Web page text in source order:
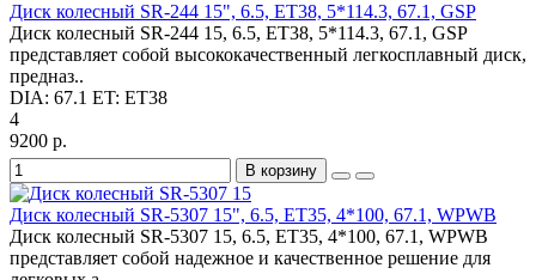
Диск колесный SR-244 15", 6.5, ET38, 5*114.3, 67.1, GSP
Диск колесный SR-244 15, 6.5, ET38, 5*114.3, 67.1, GSP
представляет собой высококачественный легкосплавный диск,
предназ..
DIA: 67.1 ET: ET38
4
9200 р.
В корзину
Диск колесный SR-5307 15", 6.5, ET35, 4*100, 67.1, WPWB
Диск колесный SR-5307 15, 6.5, ET35, 4*100, 67.1, WPWB
представляет собой надежное и качественное решение для